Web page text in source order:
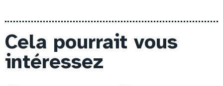
Cela pourrait vous
intéressez